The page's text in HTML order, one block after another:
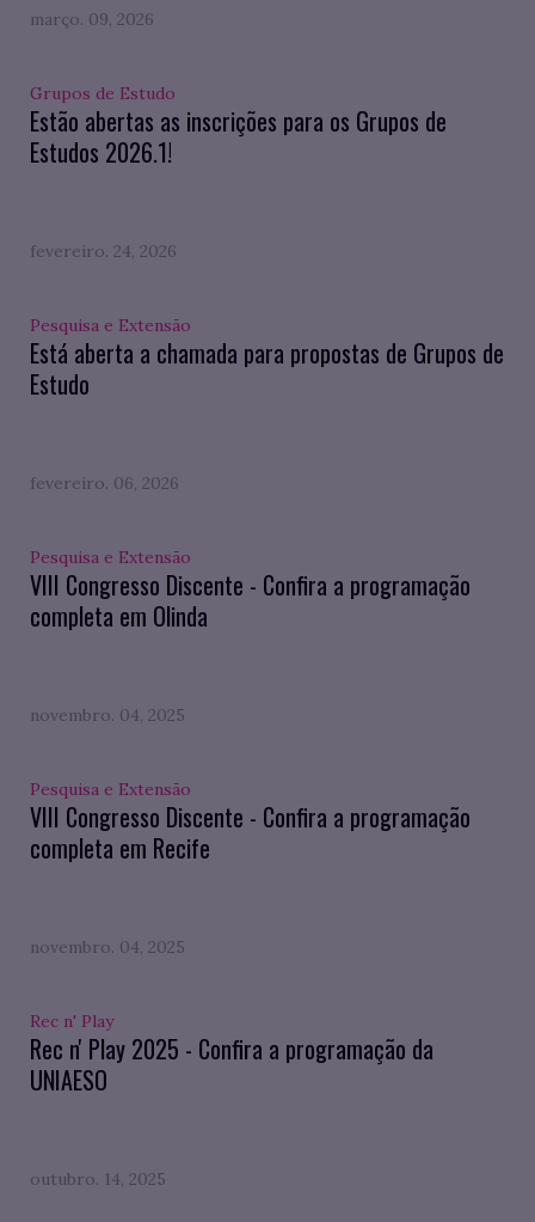
março. 09, 2026
Grupos de Estudo
Estão abertas as inscrições para os Grupos de
Estudos 2026.1!
fevereiro. 24, 2026
Pesquisa e Extensão
Está aberta a chamada para propostas de Grupos de
Estudo
fevereiro. 06, 2026
Pesquisa e Extensão
VIII Congresso Discente - Confira a programação
completa em Olinda
novembro. 04, 2025
Pesquisa e Extensão
VIII Congresso Discente - Confira a programação
completa em Recife
novembro. 04, 2025
Rec n' Play
Rec n' Play 2025 - Confira a programação da
UNIAESO
outubro. 14, 2025